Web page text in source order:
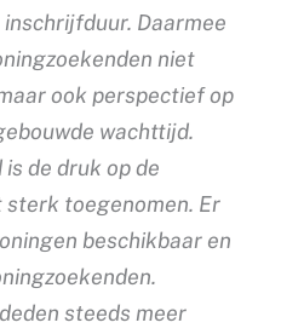
Daarmee
niet
ook perspectief op
wachttijd.
de druk op de
toegenomen. Er
beschikbaar en
steeds meer